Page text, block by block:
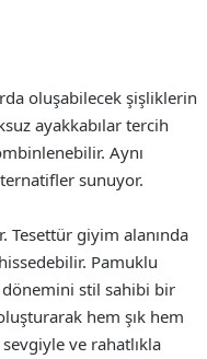
oluşabilecek şişliklerin
ayakkabılar tercih
Aynı
sunuyor.
Tesettür giyim alanında
Pamuklu
dönemini stil sahibi bir
hem şık hem
ve rahatlıkla